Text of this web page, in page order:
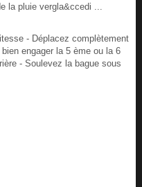
la pluie vergla&ccedi ...
- Déplacez complètement
engager la 5 ème ou la 6
- Soulevez la bague sous